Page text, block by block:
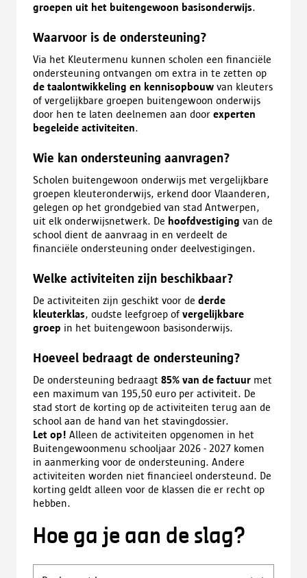
groepen uit het buitengewoon basisonderwijs.
Waarvoor is de ondersteuning?
Via het Kleutermenu kunnen scholen een financiële
ondersteuning ontvangen om extra in te zetten op
de taalontwikkeling en kennisopbouw van kleuters
of vergelijkbare groepen buitengewoon onderwijs
door hen te laten deelnemen aan door experten
begeleide activiteiten.
Wie kan ondersteuning aanvragen?
Scholen buitengewoon onderwijs met vergelijkbare
groepen kleuteronderwijs, erkend door Vlaanderen,
gelegen op het grondgebied van stad Antwerpen,
uit elk onderwijsnetwerk. De hoofdvestiging van de
school dient de aanvraag in en verdeelt de
financiële ondersteuning onder deelvestigingen.
Welke activiteiten zijn beschikbaar?
De activiteiten zijn geschikt voor de derde
kleuterklas, oudste leefgroep ofvergelijkbare
groep in het buitengewoon basisonderwijs.
Hoeveel bedraagt de ondersteuning?
De ondersteuning bedraagt 85% van de factuur met
een maximum van 195,50 euro per activiteit. De
stad stort de korting op de activiteiten terug aan de
school aan de hand van het stavingdossier.
Let op! Alleen de activiteiten opgenomen in het
Buitengewoonmenu schooljaar 2026 - 2027 komen
in aanmerking voor de ondersteuning. Andere
activiteiten worden niet financieel ondersteund. De
korting geldt alleen voor de klassen die er recht op
hebben.
Hoe ga je aan de slag?